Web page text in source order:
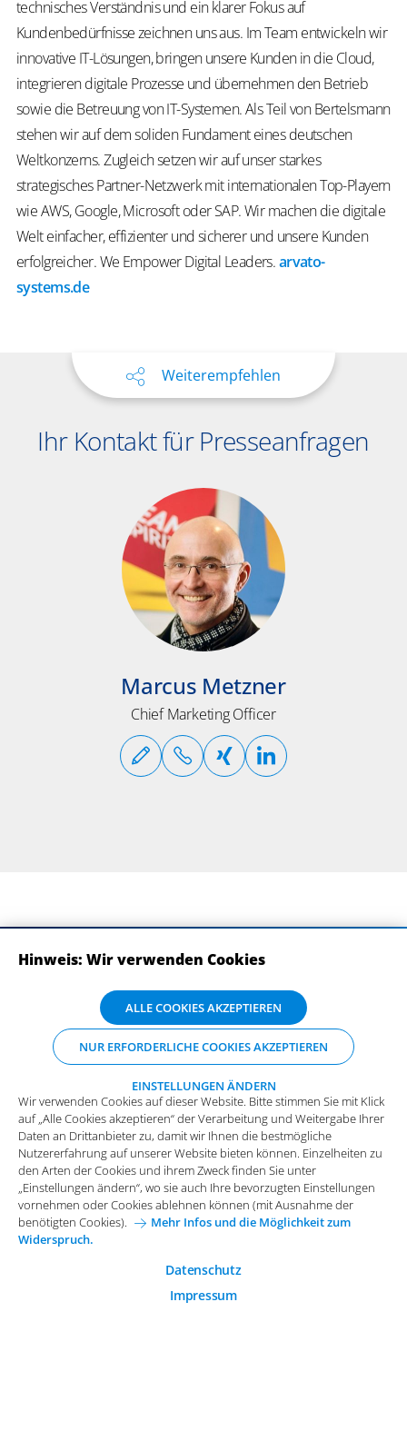
technisches Verständnis und ein klarer Fokus auf
Kundenbedürfnisse zeichnen uns aus. Im Team entwickeln wir
innovative IT-Lösungen, bringen unsere Kunden in die Cloud,
integrieren digitale Prozesse und übernehmen den Betrieb
sowie die Betreuung von IT-Systemen. Als Teil von Bertelsmann
stehen wir auf dem soliden Fundament eines deutschen
Weltkonzerns. Zugleich setzen wir auf unser starkes
strategisches Partner-Netzwerk mit internationalen Top-Playern
wie AWS, Google, Microsoft oder SAP. Wir machen die digitale
Welt einfacher, effizienter und sicherer und unsere Kunden
erfolgreicher.We EmpowerDigital Leaders.arvato-
systems.de
Weiterempfehlen
Ihr Kontakt für Presseanfragen
Marcus Metzner
Chief Marketing Officer
Impressum Datenschutz
Allgemeine Einkaufsbedingungen
Karriere bei Arvato Systems Kontakt
Wir verwenden Cookies auf dieser Website. Bitte stimmen Sie mit Klick
auf „Alle Cookies akzeptieren“ der Verarbeitung und Weitergabe Ihrer
Daten an Drittanbieter zu, damit wir Ihnen die bestmögliche
Nutzererfahrung auf unserer Website bieten können. Einzelheiten zu
den Arten der Cookies und ihrem Zweck finden Sie unter
„Einstellungen ändern“, wo sie auch Ihre bevorzugten Einstellungen
vornehmen oder Cookies ablehnen können (mit Ausnahme der
benötigten Cookies).
Mehr Infos und die Möglichkeit zum
Widerspruch.
Datenschutz
Impressum
Hinweis: Wir verwenden Cookies
ALLE COOKIES AKZEPTIEREN
NUR ERFORDERLICHE COOKIES AKZEPTIEREN
EINSTELLUNGEN ÄNDERN
Wir verwenden Cookies auf dieser Website. Bitte stimmen Sie mit Klick
auf „Alle Cookies akzeptieren“ der Verarbeitung und Weitergabe Ihrer
Daten an Drittanbieter zu, damit wir Ihnen die bestmögliche
Nutzererfahrung auf unserer Website bieten können. Einzelheiten zu
den Arten der Cookies und ihrem Zweck finden Sie unter
„Einstellungen ändern“, wo sie auch Ihre bevorzugten Einstellungen
vornehmen oder Cookies ablehnen können (mit Ausnahme der
benötigten Cookies).
Mehr Infos und die Möglichkeit zum
Widerspruch.
Funktionale Cookies
Diese Cookies sind essenziell wichtig für die einwandfreie
Funktion der Website.
Analytische Cookies
Analytische Cookies werden verwendet, um das